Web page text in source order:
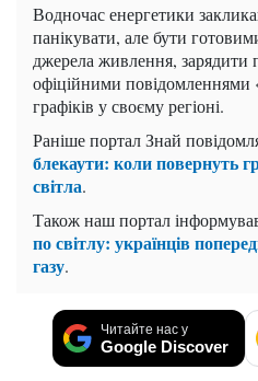
Водночас енергетики
панікувати, але бути
джерела живлення, зарядити
офіційними
графіків у своєму регіоні.
Раніше портал Знай
блекаути: коли повернуть
світла.
Також наш портал
по світлу: українців
газу.
Читайте нас у
Google Discover